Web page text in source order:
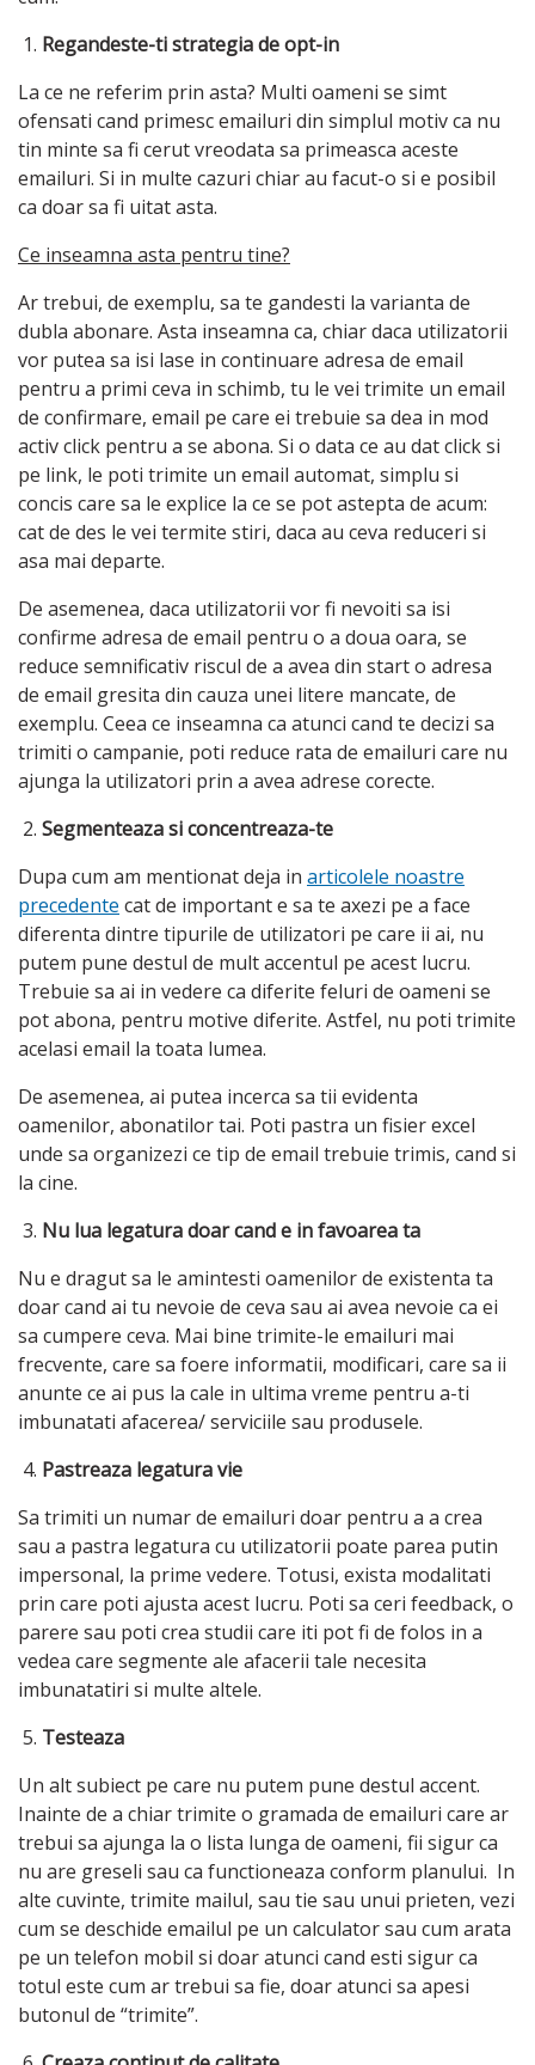
Regandeste-ti strategia de opt-in
La ce ne referim prin asta? Multi oameni se simt
ofensati cand primesc emailuri din simplul motiv ca nu
tin minte sa fi cerut vreodata sa primeasca aceste
emailuri. Si in multe cazuri chiar au facut-o si e posibil
ca doar sa fi uitat asta.
Ce inseamna asta pentru tine?
Ar trebui, de exemplu, sa te gandesti la varianta de
dubla abonare. Asta inseamna ca, chiar daca utilizatorii
vor putea sa isi lase in continuare adresa de email
pentru a primi ceva in schimb, tu le vei trimite un email
de confirmare, email pe care ei trebuie sa dea in mod
activ click pentru a se abona. Si o data ce au dat click si
pe link, le poti trimite un email automat, simplu si
concis care sa le explice la ce se pot astepta de acum:
cat de des le vei termite stiri, daca au ceva reduceri si
asa mai departe.
De asemenea, daca utilizatorii vor fi nevoiti sa isi
confirme adresa de email pentru o a doua oara, se
reduce semnificativ riscul de a avea din start o adresa
de email gresita din cauza unei litere mancate, de
exemplu. Ceea ce inseamna ca atunci cand te decizi sa
trimiti o campanie, poti reduce rata de emailuri care nu
ajunga la utilizatori prin a avea adrese corecte.
Segmenteaza si concentreaza-te
Dupa cum am mentionat deja in articolele noastre
precedente cat de important e sa te axezi pe a face
diferenta dintre tipurile de utilizatori pe care ii ai, nu
putem pune destul de mult accentul pe acest lucru.
Trebuie sa ai in vedere ca diferite feluri de oameni se
pot abona, pentru motive diferite. Astfel, nu poti trimite
acelasi email la toata lumea.
De asemenea, ai putea incerca sa tii evidenta
oamenilor, abonatilor tai. Poti pastra un fisier excel
unde sa organizezi ce tip de email trebuie trimis, cand si
la cine.
Nu lua legatura doar cand e in favoarea ta
Nu e dragut sa le amintesti oamenilor de existenta ta
doar cand ai tu nevoie de ceva sau ai avea nevoie ca ei
sa cumpere ceva. Mai bine trimite-le emailuri mai
frecvente, care sa foere informatii, modificari, care sa ii
anunte ce ai pus la cale in ultima vreme pentru a-ti
imbunatati afacerea/ serviciile sau produsele.
Pastreaza legatura vie
Sa trimiti un numar de emailuri doar pentru a a crea
sau a pastra legatura cu utilizatorii poate parea putin
impersonal, la prime vedere. Totusi, exista modalitati
prin care poti ajusta acest lucru. Poti sa ceri feedback, o
parere sau poti crea studii care iti pot fi de folos in a
vedea care segmente ale afacerii tale necesita
imbunatatiri si multe altele.
Testeaza
Un alt subiect pe care nu putem pune destul accent.
Inainte de a chiar trimite o gramada de emailuri care ar
trebui sa ajunga la o lista lunga de oameni, fii sigur ca
nu are greseli sau ca functioneaza conform planului. In
alte cuvinte, trimite mailul, sau tie sau unui prieten, vezi
cum se deschide emailul pe un calculator sau cum arata
pe un telefon mobil si doar atunci cand esti sigur ca
totul este cum ar trebui sa fie, doar atunci sa apesi
butonul de “trimite”.